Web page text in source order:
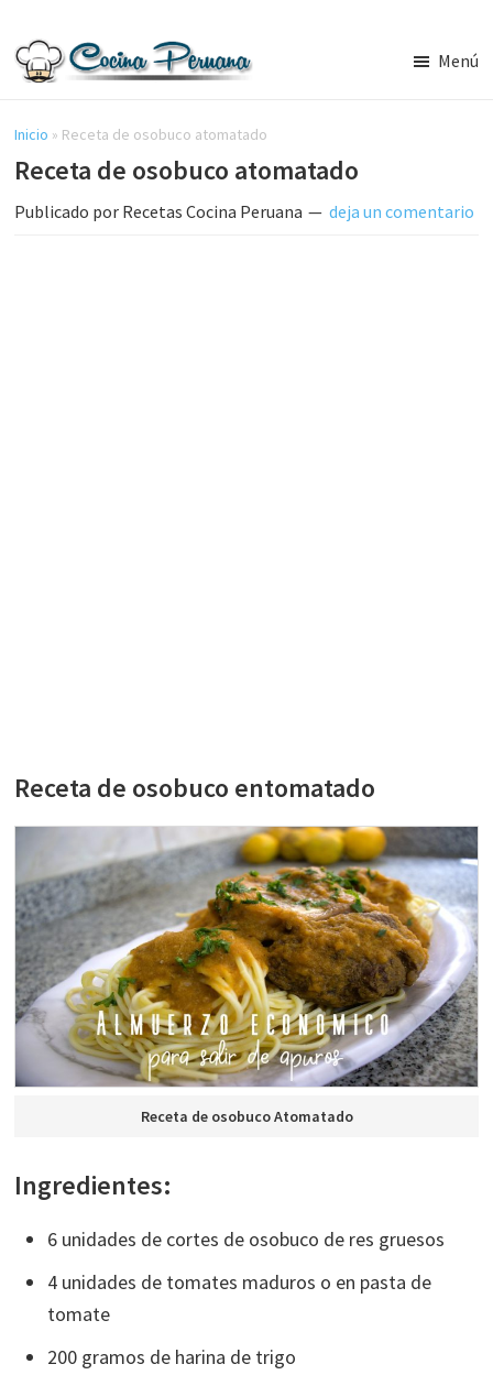
contenido
lateral
principal
Cocina
Peruana,
Recetas
de
Comida
Menú
Inicio » Receta de osobuco atomatado
Receta de osobuco atomatado
Publicado por Recetas Cocina Peruana deja un comentario
Receta de osobuco entomatado
Receta de osobuco Atomatado
Ingredientes:
6 unidades de cortes de osobuco de res gruesos
4 unidades de tomates maduros o en pasta de
tomate
200 gramos de harina de trigo